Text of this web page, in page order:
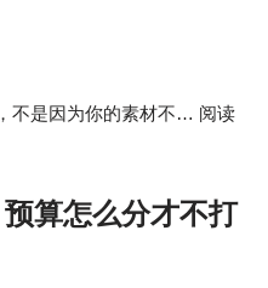
不是因为你的素材不… 阅读
算怎么分才不打